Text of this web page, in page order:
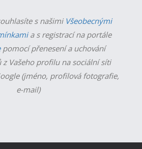
s našimi Všeobecnými
a s registrací na portále
pomocí přenesení a uchování
Vašeho profilu na sociální síti
(jméno, profilová fotografie,
e-mail)